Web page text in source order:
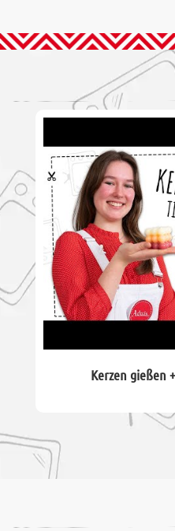
Kerzen gießen